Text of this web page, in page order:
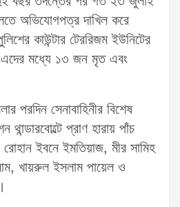
অভিযোগপত্র দাখিল করে
কাউন্টার টেররিজম ইউনিটের
এদের মধ্যে ১৩ জন মৃত এবং
পরদিন সেনাবাহিনীর বিশেষ
প্রাণ হারায় পাঁচ
ইবনে ইমতিয়াজ, মীর সামিহ
খায়রুল ইসলাম পায়েল ও